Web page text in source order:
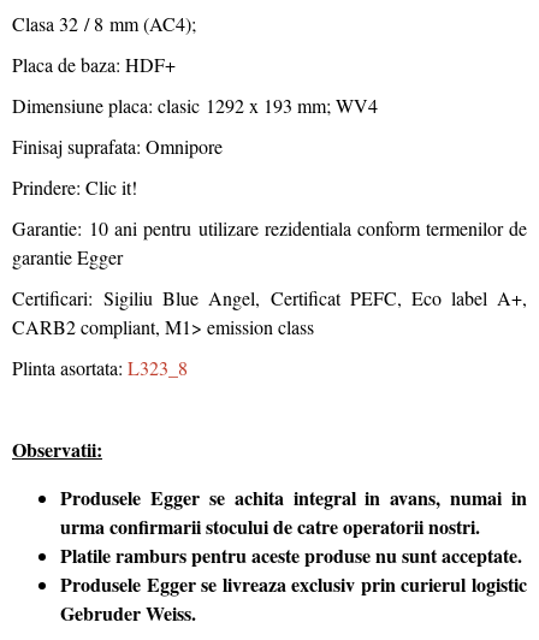
Clasa 32 / 8 mm (AC4);
Placa de baza: HDF+
Dimensiune placa: clasic 1292 x 193 mm; WV4
Finisaj suprafata: Omnipore
Prindere: Clic it!
Garantie: 10 ani pentru utilizare rezidentiala conform termenilor de
garantie Egger
Certificari: Sigiliu Blue Angel, Certificat PEFC, Eco label A+,
CARB2 compliant, M1> emission class
Plinta asortata: L323_8
Observatii:
Produsele Egger se achita integral in avans, numai in
urma confirmarii stocului de catre operatorii nostri.
Platile ramburs pentru aceste produse nu sunt acceptate.
Produsele Egger se livreaza exclusiv prin curierul logistic
Gebruder Weiss.